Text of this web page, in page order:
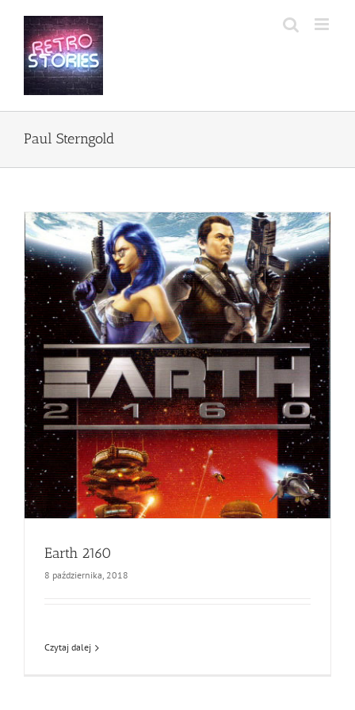
zawartości
Paul Sterngold
Earth 2160
8 października, 2018
Czytaj dalej